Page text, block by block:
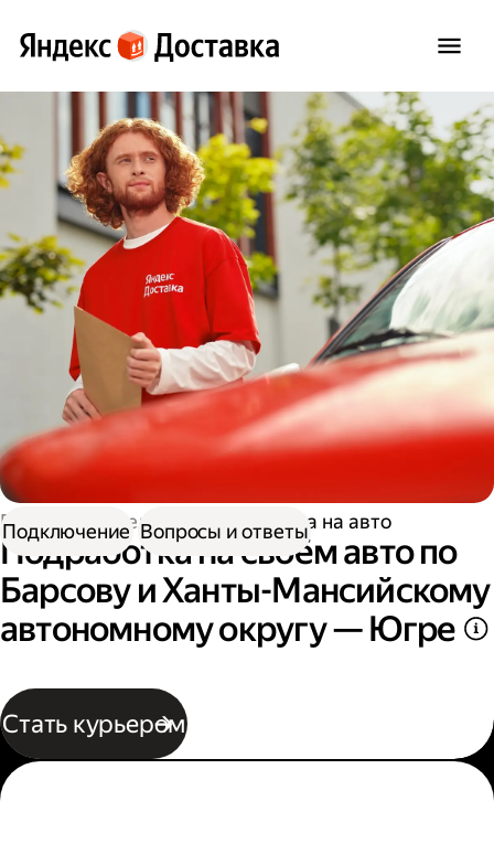
Работа водителем Подработка на авто
Подработка на своём авто по
Барсову и Ханты-Мансийскому
автономному округу — Югре
Стать курьером
Подключение Вопросы и ответы